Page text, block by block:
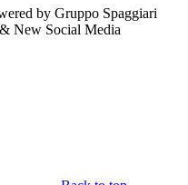
by Gruppo Spaggiari
New Social Media